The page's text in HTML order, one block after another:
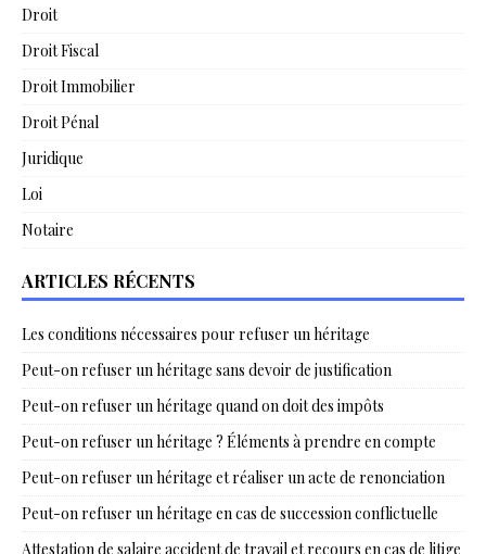
Droit
Droit Fiscal
Droit Immobilier
Droit Pénal
Juridique
Loi
Notaire
ARTICLES RÉCENTS
Les conditions nécessaires pour refuser un héritage
Peut-on refuser un héritage sans devoir de justification
Peut-on refuser un héritage quand on doit des impôts
Peut-on refuser un héritage ? Éléments à prendre en compte
Peut-on refuser un héritage et réaliser un acte de renonciation
Peut-on refuser un héritage en cas de succession conflictuelle
Attestation de salaire accident de travail et recours en cas de litige